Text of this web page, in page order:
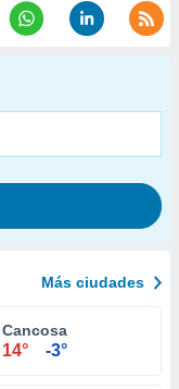
Más ciudades
Cancosa
14° -3°